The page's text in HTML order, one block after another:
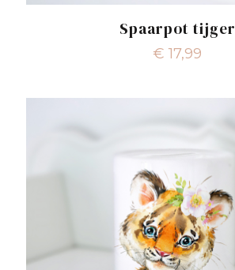
Spaarpot tijger
€ 17,99